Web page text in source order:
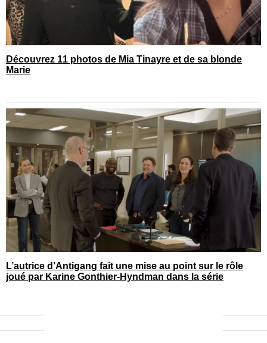
Découvrez 11 photos de Mia Tinayre et de sa blonde
Marie
L’autrice d’Antigang fait une mise au point sur le rôle
joué par Karine Gonthier-Hyndman dans la série